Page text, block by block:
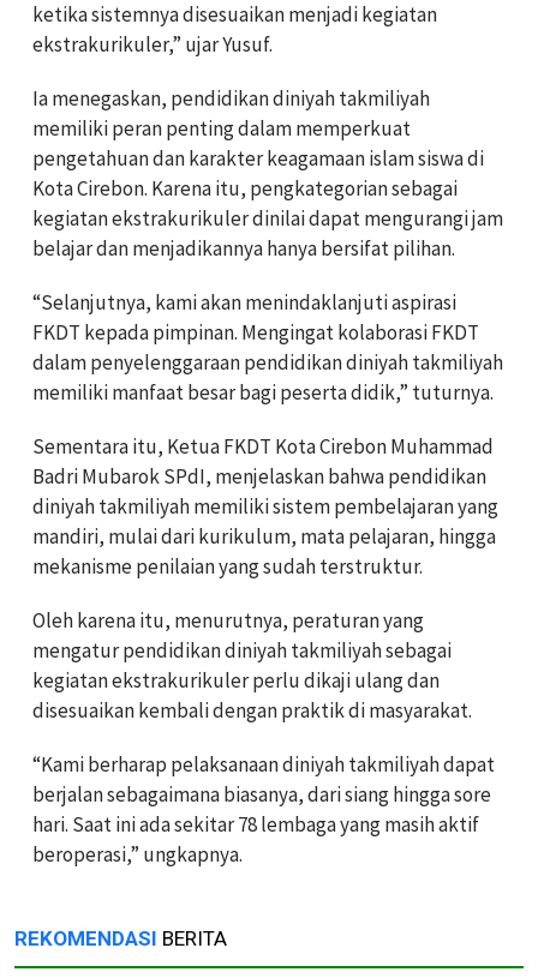
ketika sistemnya disesuaikan menjadi kegiatan
ekstrakurikuler,” ujar Yusuf.
Ia menegaskan, pendidikan diniyah takmiliyah
memiliki peran penting dalam memperkuat
pengetahuan dan karakter keagamaan islam siswa di
Kota Cirebon. Karena itu, pengkategorian sebagai
kegiatan ekstrakurikuler dinilai dapat mengurangi jam
belajar dan menjadikannya hanya bersifat pilihan.
“Selanjutnya, kami akan menindaklanjuti aspirasi
FKDT kepada pimpinan. Mengingat kolaborasi FKDT
dalam penyelenggaraan pendidikan diniyah takmiliyah
memiliki manfaat besar bagi peserta didik,” tuturnya.
Sementara itu, Ketua FKDT Kota Cirebon Muhammad
Badri Mubarok SPdI, menjelaskan bahwa pendidikan
diniyah takmiliyah memiliki sistem pembelajaran yang
mandiri, mulai dari kurikulum, mata pelajaran, hingga
mekanisme penilaian yang sudah terstruktur.
Oleh karena itu, menurutnya, peraturan yang
mengatur pendidikan diniyah takmiliyah sebagai
kegiatan ekstrakurikuler perlu dikaji ulang dan
disesuaikan kembali dengan praktik di masyarakat.
“Kami berharap pelaksanaan diniyah takmiliyah dapat
berjalan sebagaimana biasanya, dari siang hingga sore
hari. Saat ini ada sekitar 78 lembaga yang masih aktif
beroperasi,” ungkapnya.
REKOMENDASI BERITA